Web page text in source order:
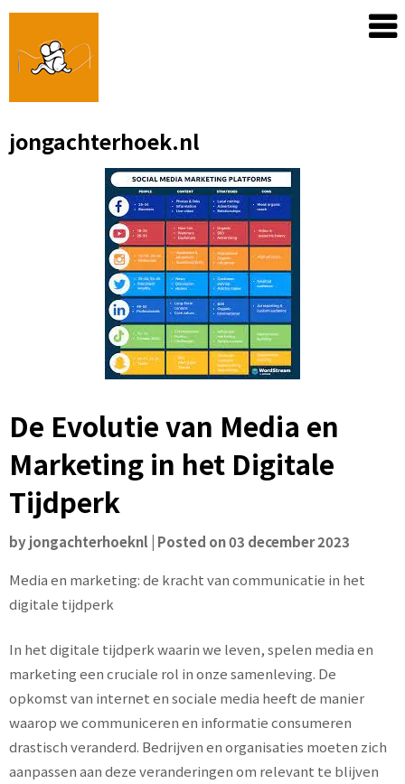
Skip
content
jongachterhoek.nl
De Evolutie van Media en
Marketing in het Digitale
Tijdperk
byjongachterhoeknl Posted on03 december 2023
Media en marketing: de kracht van communicatie in het
digitale tijdperk
In het digitale tijdperk waarin we leven, spelen media en
marketing een cruciale rol in onze samenleving. De
opkomst van internet en sociale media heeft de manier
waarop we communiceren en informatie consumeren
drastisch veranderd. Bedrijven en organisaties moeten zich
aanpassen aan deze veranderingen om relevant te blijven